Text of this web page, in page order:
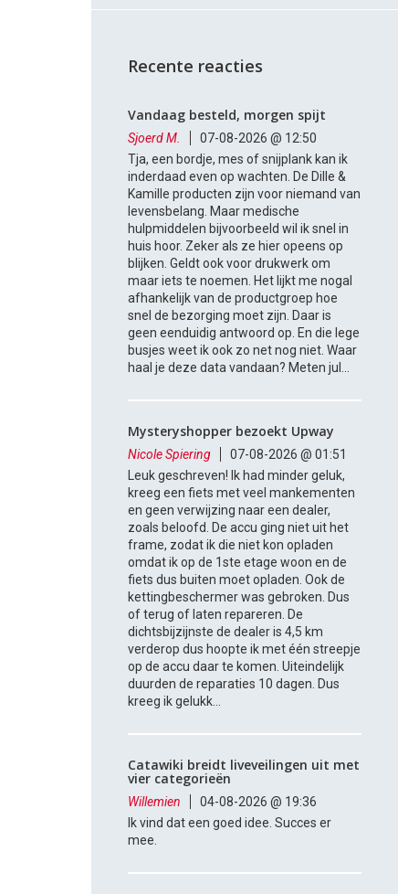
Recente reacties
Vandaag besteld, morgen spijt
Sjoerd M.
07-08-2026 @ 12:50
Tja, een bordje, mes of snijplank kan ik
inderdaad even op wachten. De Dille &
Kamille producten zijn voor niemand van
levensbelang. Maar medische
hulpmiddelen bijvoorbeeld wil ik snel in
huis hoor. Zeker als ze hier opeens op
blijken. Geldt ook voor drukwerk om
maar iets te noemen. Het lijkt me nogal
afhankelijk van de productgroep hoe
snel de bezorging moet zijn. Daar is
geen eenduidig antwoord op. En die lege
busjes weet ik ook zo net nog niet. Waar
haal je deze data vandaan? Meten jul...
Mysteryshopper bezoekt Upway
Nicole Spiering
07-08-2026 @ 01:51
Leuk geschreven! Ik had minder geluk,
kreeg een fiets met veel mankementen
en geen verwijzing naar een dealer,
zoals beloofd. De accu ging niet uit het
frame, zodat ik die niet kon opladen
omdat ik op de 1ste etage woon en de
fiets dus buiten moet opladen. Ook de
kettingbeschermer was gebroken. Dus
of terug of laten repareren. De
dichtsbijzijnste de dealer is 4,5 km
verderop dus hoopte ik met één streepje
op de accu daar te komen. Uiteindelijk
duurden de reparaties 10 dagen. Dus
kreeg ik gelukk...
Catawiki breidt liveveilingen uit met
vier categorieën
Willemien
04-08-2026 @ 19:36
Ik vind dat een goed idee. Succes er
mee.